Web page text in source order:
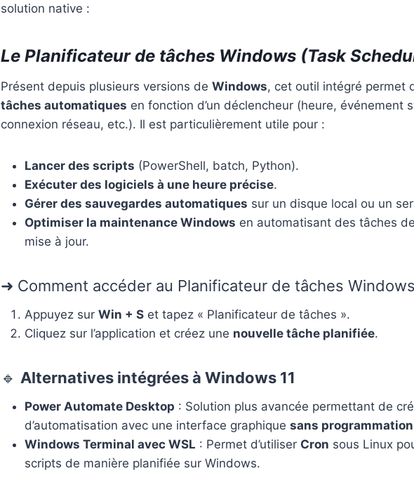
solution native :
Le Planificateur de tâches Windows (Task
Présent depuis plusieurs versions de Windows, cet outil intégré permet
tâches automatiques en fonction d’un déclencheur (heure, événement
connexion réseau, etc.). Il est particulièrement utile pour :
Lancer des scripts (PowerShell, batch, Python).
Exécuter des logiciels à une heure précise.
Gérer des sauvegardes automatiques sur un disque local ou un
Optimiser la maintenance Windows en automatisant des tâches
mise à jour.
➜ Comment accéder au Planificateur de tâches
Appuyez sur Win + S et tapez « Planificateur de tâches ».
Cliquez sur l’application et créez une nouvelle tâche planifiée.
🔹 Alternatives intégrées à Windows 11
Power Automate Desktop : Solution plus avancée permettant de
d’automatisation avec une interface graphique sans programmation
Windows Terminal avec WSL : Permet d’utiliser Cron sous Linux
scripts de manière planifiée sur Windows.